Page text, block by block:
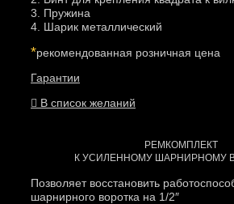
3. Пружина
4. Шарик металлический
*рекомендованная розничная цена
Гарантии
В список желаний
РЕМКОМПЛЕКТ
К УСИЛЕННОМУ ШАРНИРНОМУ
Позволяет восстановить
шарнирного воротка на 1/2″